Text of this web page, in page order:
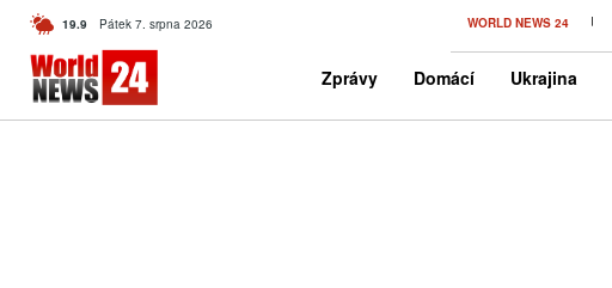
19.9 C Czech
Pátek 7. srpna 2026 WORLD NEWS 24
Zprávy Domácí Ukrajina